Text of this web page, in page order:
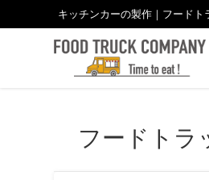
キッチンカーの製作｜フードト
フードトラ